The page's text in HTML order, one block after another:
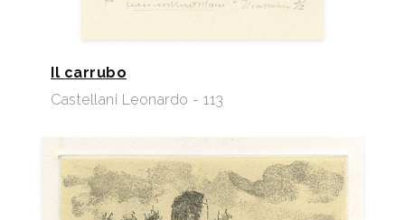
Il carrubo
Castellani Leonardo - 113